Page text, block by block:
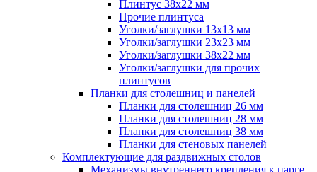
Плинтус 38х22 мм
Прочие плинтуса
Уголки/заглушки 13х13 мм
Уголки/заглушки 23х23 мм
Уголки/заглушки 38х22 мм
Уголки/заглушки для прочих
плинтусов
Планки для столешниц и панелей
Планки для столешниц 26 мм
Планки для столешниц 28 мм
Планки для столешниц 38 мм
Планки для стеновых панелей
Комплектующие для раздвижных столов
Механизмы внутреннего крепления к царге